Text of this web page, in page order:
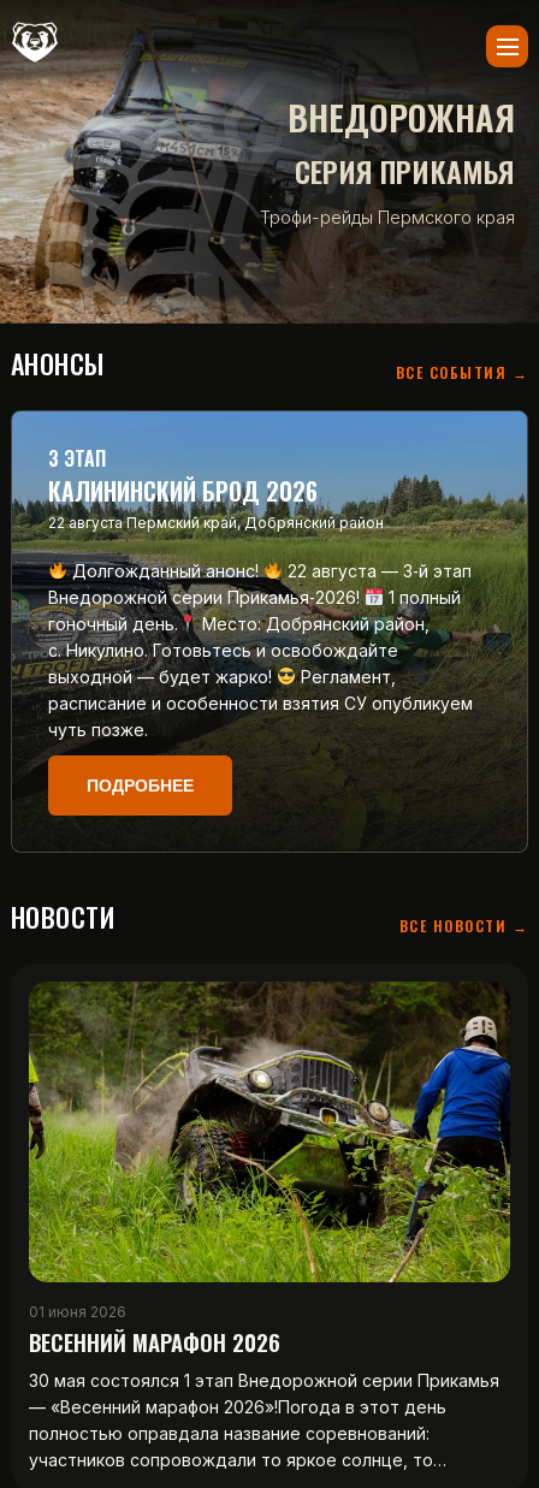
ВНЕДОРОЖНАЯ
СЕРИЯ ПРИКАМЬЯ
Трофи-рейды Пермского края
АНОНСЫ ВСЕ СОБЫТИЯ →
3 ЭТАП
КАЛИНИНСКИЙ БРОД 2026
22 августа Пермский край, Добрянский район
Долгожданный анонс!
22 августа — 3‑й этап
Внедорожной серии Прикамья‑2026!
1 полный
гоночный день.
Место: Добрянский район,
с. Никулино. Готовьтесь и освобождайте
выходной — будет жарко!
Регламент,
расписание и особенности взятия СУ опубликуем
чуть позже.
ПОДРОБНЕЕ
НОВОСТИ ВСЕ НОВОСТИ →
01 июня 2026
ВЕСЕННИЙ МАРАФОН 2026
30 мая состоялся 1 этап Внедорожной серии Прикамья
— «Весенний марафон 2026»!Погода в этот день
полностью оправдала название соревнований:
участников сопровождали то яркое солнце, то…